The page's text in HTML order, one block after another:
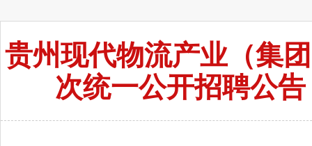
贵州现代物流产业（集
次统一公开招聘公